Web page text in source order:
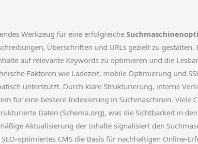
Werkzeug für eine erfolgreiche
Überschriften und URLs gezielt zu gestalten.
auf relevante Keywords zu optimieren und die
Faktoren wie Ladezeit, mobile Optimierung und
unterstützt. Durch klare Strukturierung, interne
für eine bessere Indexierung in Suchmaschinen. Viele
Daten (Schema.org), was die Sichtbarkeit in
Aktualisierung der Inhalte signalisiert den
optimiertes CMS die Basis für nachhaltigen Online-